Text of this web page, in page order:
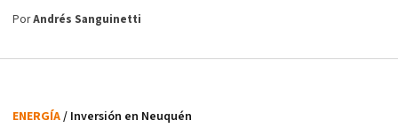
PorAndrés Sanguinetti
ENERGÍA/ Inversión en Neuquén